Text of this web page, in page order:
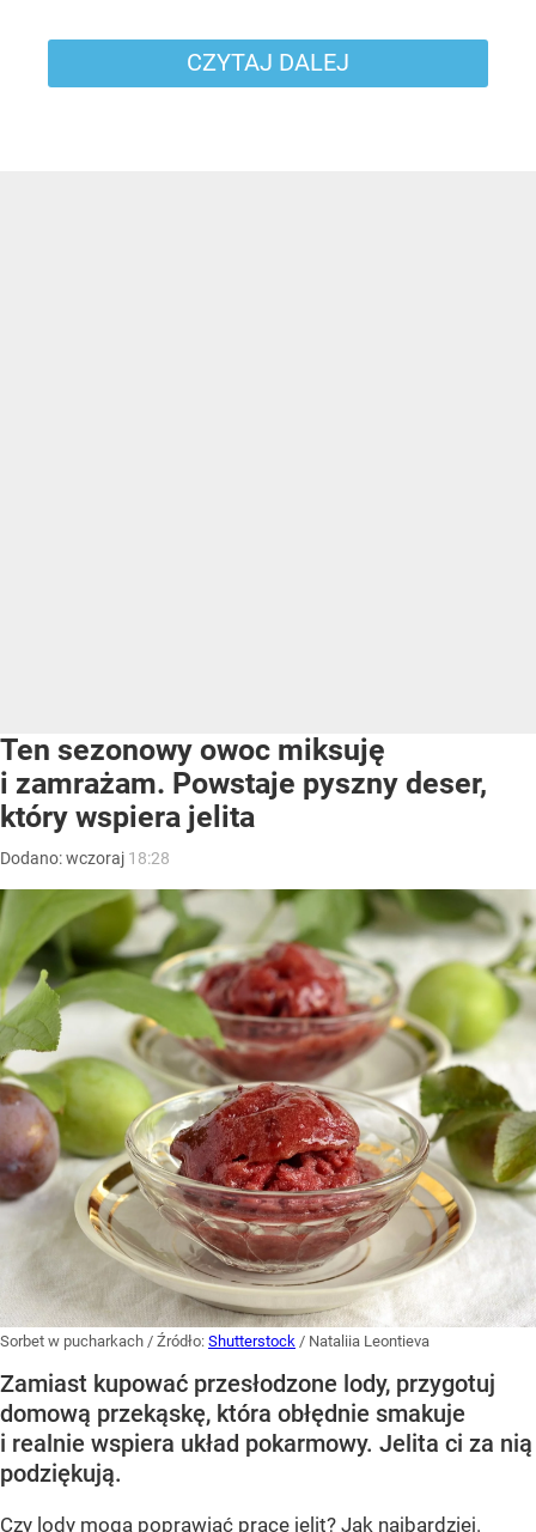
CZYTAJ DALEJ
Ten sezonowy owoc miksuję
i zamrażam. Powstaje pyszny deser,
który wspiera jelita
Dodano:wczoraj 18:28
Sorbet w pucharkach / Źródło: Shutterstock / Nataliia Leontieva
Zamiast kupować przesłodzone lody, przygotuj
domową przekąskę, która obłędnie smakuje
i realnie wspiera układ pokarmowy. Jelita ci za nią
podziękują.
Czy lody mogą poprawiać pracę jelit? Jak najbardziej.